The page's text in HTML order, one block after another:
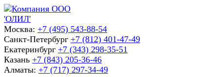
Москва: +7 (495) 543-88-54
Санкт-Петербург +7 (812) 401-47-49
Екатеринбург +7 (343) 298-35-51
Казань +7 (843) 205-36-46
Алматы: +7 (717) 297-34-49